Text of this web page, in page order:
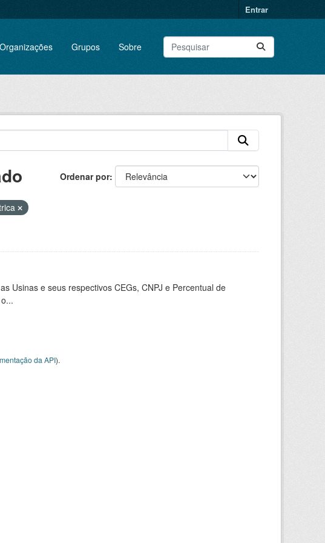
Entrar
Organizações Grupos Sobre
Ordenar por
Usinas e seus respectivos CEGs, CNPJ e Percentual de
da API).